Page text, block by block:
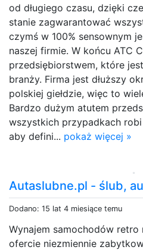
od długiego czasu, dzięki
stanie zagwarantować
czymś w 100% sensownym
naszej firmie. W końcu ATC
przedsiębiorstwem, które
branży. Firma jest dłuższy
polskiej giełdzie, więc to
Bardzo dużym atutem
wszystkich przypadkach
aby defini... pokaż więcej »
Autaslubne.pl - ślub,
Dodano: 15 lat 4 miesiące temu
Wynajem samochodów retro
ofercie niezmiennie